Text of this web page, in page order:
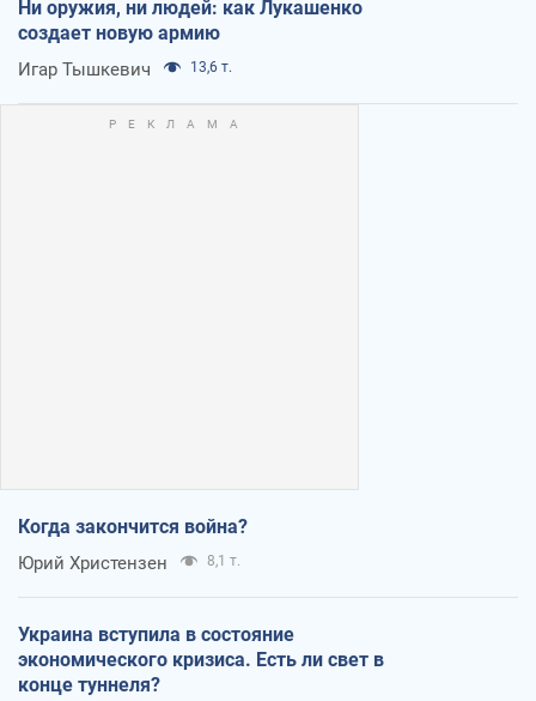
Ни оружия, ни людей: как Лукашенко
создает новую армию
Игар Тышкевич 13,6 т.
Когда закончится война?
Юрий Христензен 8,1 т.
Украина вступила в состояние
экономического кризиса. Есть ли свет в
конце туннеля?